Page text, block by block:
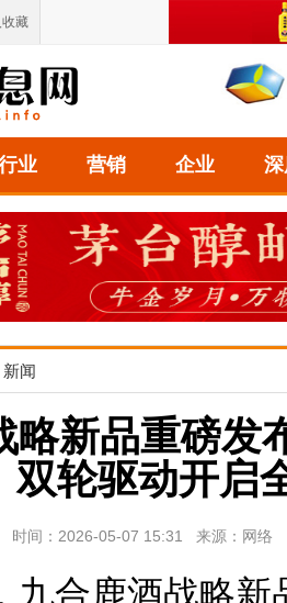
收藏
业 营销 企业
新闻
略新品重磅发
双轮驱动开启
时间：2026-05-07 15:31 来源：网络
九合鹿酒战略